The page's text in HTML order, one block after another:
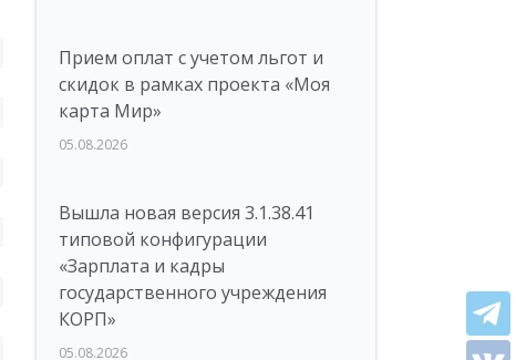
Прием оплат с учетом льгот и
скидок в рамках проекта «Моя
карта Мир»
05.08.2026
Вышла новая версия 3.1.38.41
типовой конфигурации
«Зарплата и кадры
государственного учреждения
КОРП»
05.08.2026